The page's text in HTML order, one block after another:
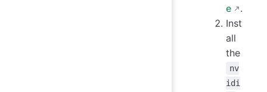
e
.
Inst
all
the
nv
idi